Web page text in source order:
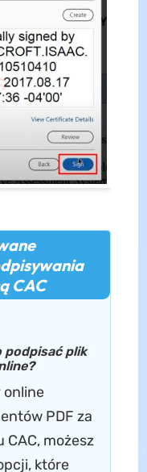
CAC
podpisać plik
online
PDF za
możesz
które